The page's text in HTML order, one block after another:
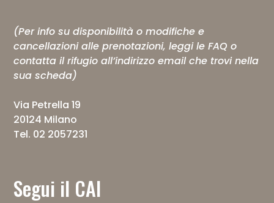
(Per info su disponibilità o modifiche e
cancellazioni alle prenotazioni, leggi leFAQ o
contatta il rifugio all’indirizzo email che trovi nella
sua scheda)
Via Petrella 19
20124 Milano
Tel. 02 2057231
Segui il CAI